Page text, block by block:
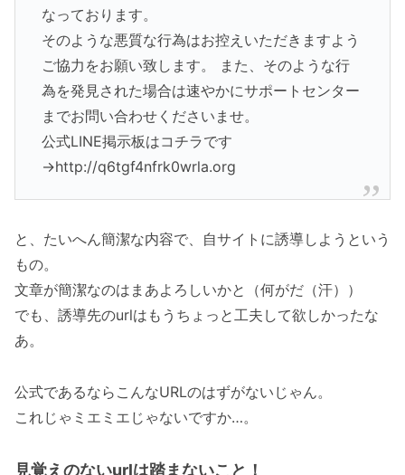
なっております。
そのような悪質な行為はお控えいただきますよう
ご協力をお願い致します。 また、そのような行
為を発見された場合は速やかにサポートセンター
までお問い合わせくださいませ。
公式LINE掲示板はコチラです
→http://q6tgf4nfrk0wrla.org
と、たいへん簡潔な内容で、自サイトに誘導しようという
もの。
文章が簡潔なのはまあよろしいかと（何がだ（汗））
でも、誘導先のurlはもうちょっと工夫して欲しかったな
あ。
公式であるならこんなURLのはずがないじゃん。
これじゃミエミエじゃないですか…。
見覚えのないurlは踏まないこと！